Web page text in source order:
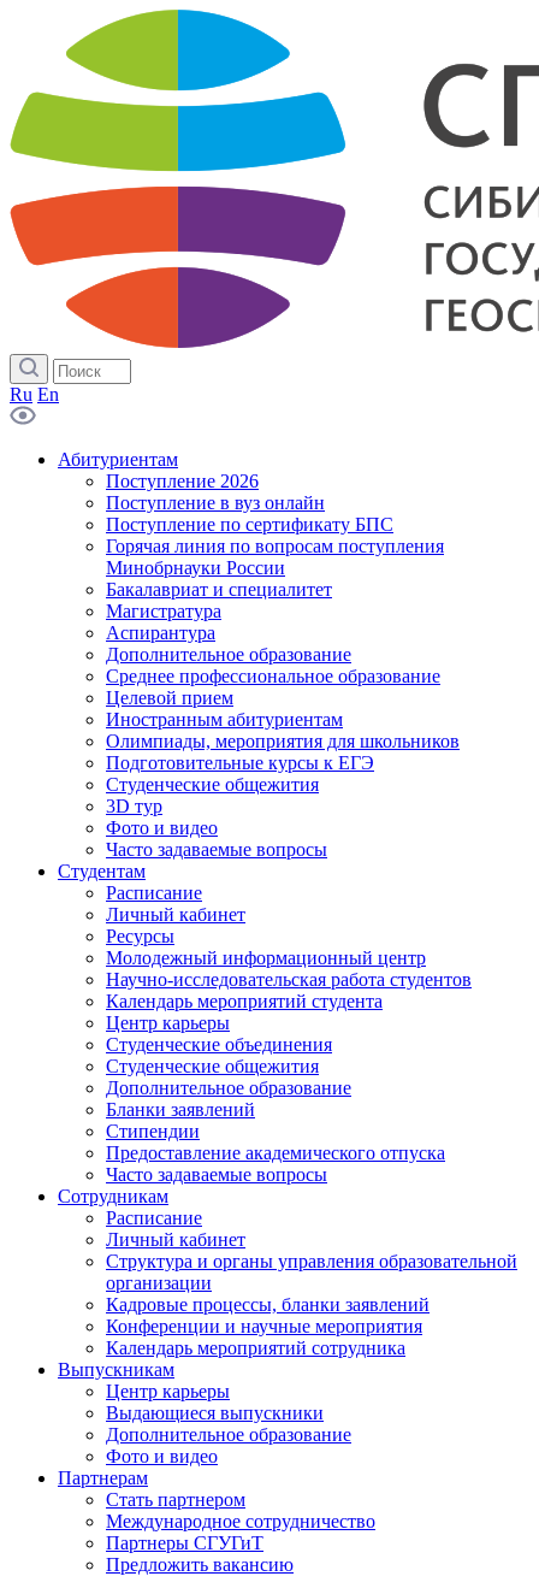
Ru En
Абитуриентам
Поступление 2026
Поступление в вуз онлайн
Поступление по сертификату БПС
Горячая линия по вопросам поступления
Минобрнауки России
Бакалавриат и специалитет
Магистратура
Аспирантура
Дополнительное образование
Среднее профессиональное образование
Целевой прием
Иностранным абитуриентам
Олимпиады, мероприятия для школьников
Подготовительные курсы к ЕГЭ
Студенческие общежития
3D тур
Фото и видео
Часто задаваемые вопросы
Студентам
Расписание
Личный кабинет
Ресурсы
Молодежный информационный центр
Научно-исследовательская работа студентов
Календарь мероприятий студента
Центр карьеры
Студенческие объединения
Студенческие общежития
Дополнительное образование
Бланки заявлений
Стипендии
Предоставление академического отпуска
Часто задаваемые вопросы
Сотрудникам
Расписание
Личный кабинет
Структура и органы управления образовательной
организации
Кадровые процессы, бланки заявлений
Конференции и научные мероприятия
Календарь мероприятий сотрудника
Выпускникам
Центр карьеры
Выдающиеся выпускники
Дополнительное образование
Фото и видео
Партнерам
Стать партнером
Международное сотрудничество
Партнеры СГУГиТ
Предложить вакансию